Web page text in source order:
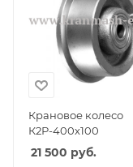
Крановое колесо
К2Р-400х100
21 500 руб.